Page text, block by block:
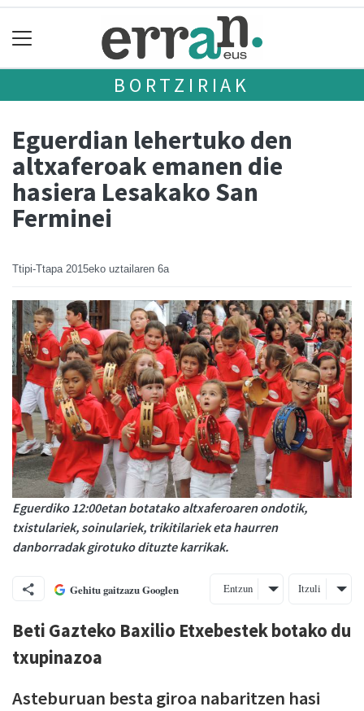
BORTZIRIAK
Eguerdian lehertuko den
altxaferoak emanen die
hasiera Lesakako San
Ferminei
Ttipi-Ttapa 2015eko uztailaren 6a
Eguerdiko 12:00etan botatako altxaferoaren ondotik,
txistulariek, soinulariek, trikitilariek eta haurren
danborradak girotuko dituzte karrikak.
Gehitu gaitzazu Googlen Entzun Itzuli
Beti Gazteko Baxilio Etxebestek botako du
txupinazoa
Asteburuan besta giroa nabaritzen hasi